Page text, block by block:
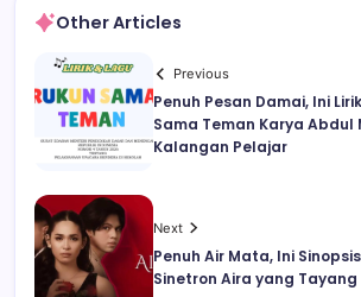
Other Articles
Previous
Penuh Pesan Damai, Ini
Sama Teman Karya Abdul
Kalangan Pelajar
Next
Penuh Air Mata, Ini
Sinetron Aira yang